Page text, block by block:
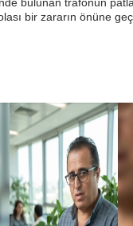
bir zararın önüne